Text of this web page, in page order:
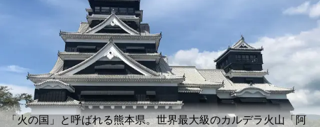
「火の国」と呼ばれる熊本県。世界最大級のカルデラ火山「阿